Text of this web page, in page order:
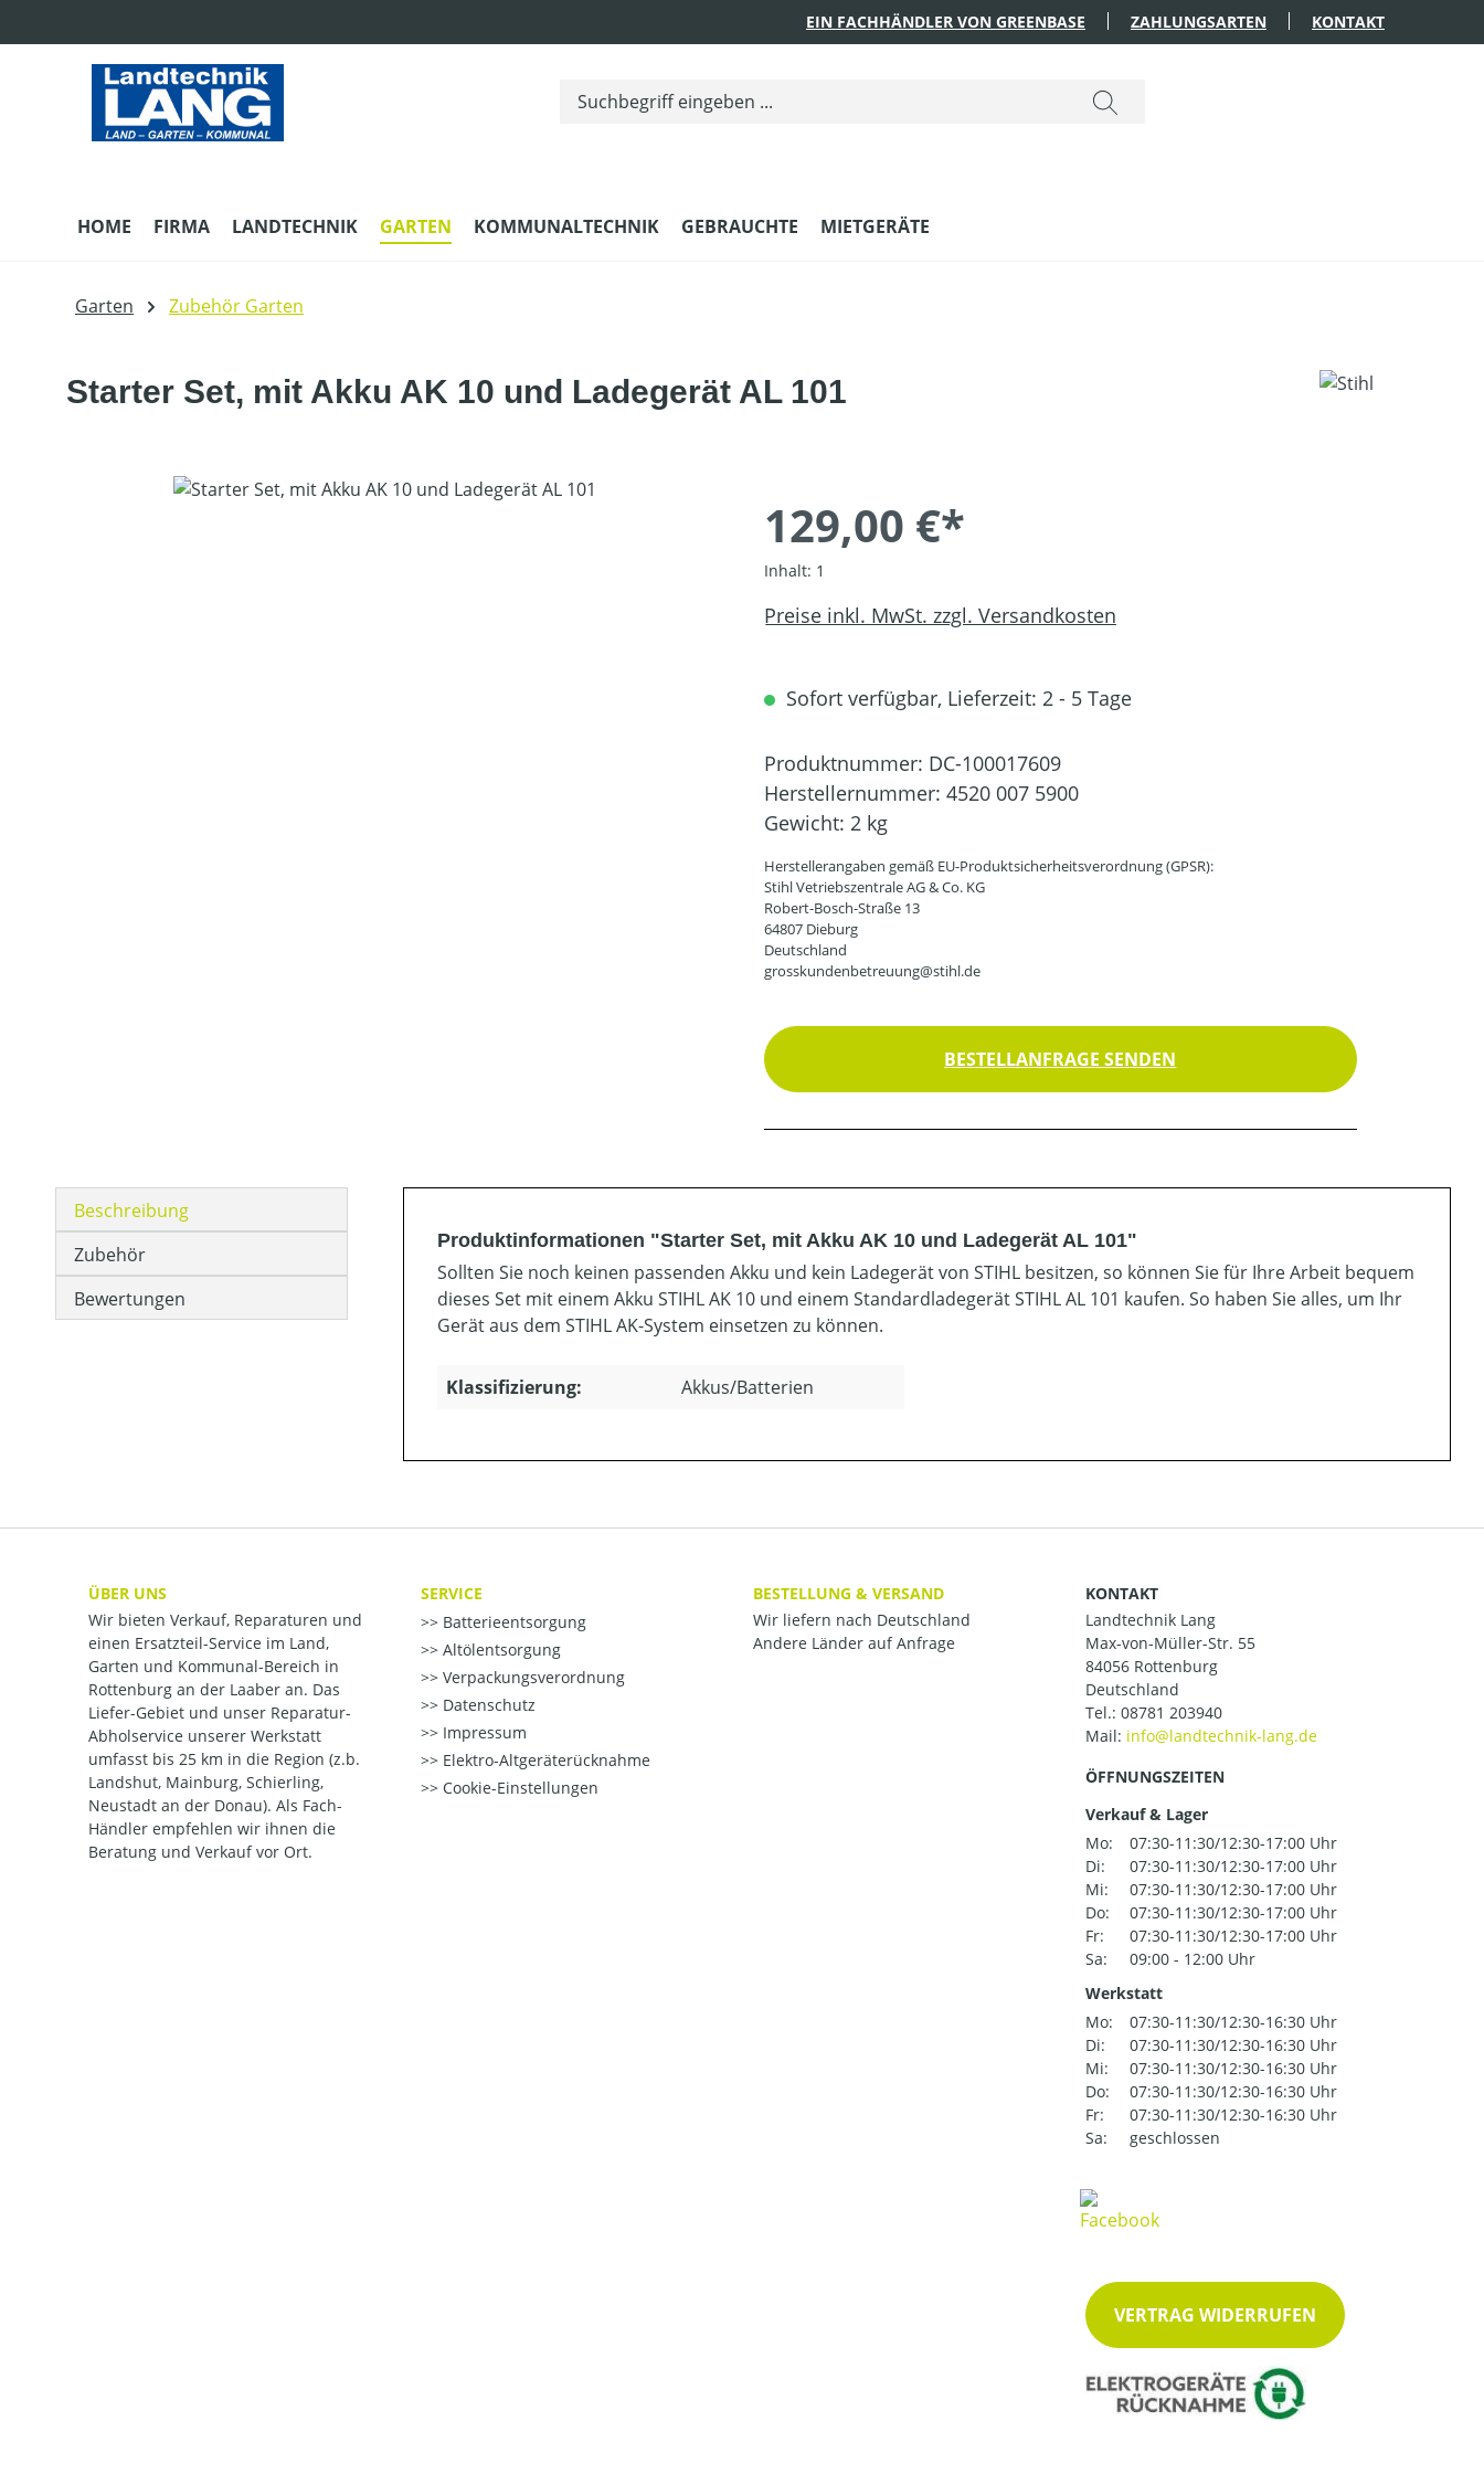
EIN FACHHÄNDLER VON GREENBASE ZAHLUNGSARTEN KONTAKT
HOME FIRMA LANDTECHNIK GARTEN KOMMUNALTECHNIK GEBRAUCHTE MIETGERÄTE
Garten Zubehör Garten
Starter Set, mit Akku AK 10 und Ladegerät AL 101
Bildergalerie überspringen
129,00 €*
Inhalt: 1
Preise inkl. MwSt. zzgl. Versandkosten
Sofort verfügbar, Lieferzeit: 2 - 5 Tage
Produktnummer: DC-100017609
Herstellernummer: 4520 007 5900
Gewicht: 2 kg
Herstellerangaben gemäß EU-Produktsicherheitsverordnung (GPSR):
Stihl Vetriebszentrale AG & Co. KG
Robert-Bosch-Straße 13
64807 Dieburg
Deutschland
grosskundenbetreuung@stihl.de
BESTELLANFRAGE SENDEN
Beschreibung
Zubehör
Bewertungen
Produktinformationen "Starter Set, mit Akku AK 10 und Ladegerät AL 101"
Sollten Sie noch keinen passenden Akku und kein Ladegerät von STIHL besitzen, so können Sie für Ihre Arbeit bequem
dieses Set mit einem Akku STIHL AK 10 und einem Standardladegerät STIHL AL 101 kaufen. So haben Sie alles, um Ihr
Gerät aus dem STIHL AK-System einsetzen zu können.
Klassifizierung: Akkus/Batterien
ÜBER UNS
Wir bieten Verkauf, Reparaturen und
einen Ersatzteil-Service im Land,
Garten und Kommunal-Bereich in
Rottenburg an der Laaber an. Das
Liefer-Gebiet und unser Reparatur-
Abholservice unserer Werkstatt
umfasst bis 25 km in die Region (z.b.
Landshut, Mainburg, Schierling,
Neustadt an der Donau). Als Fach-
Händler empfehlen wir ihnen die
Beratung und Verkauf vor Ort.
SERVICE
Batterieentsorgung
Altölentsorgung
Verpackungsverordnung
Datenschutz
Impressum
Elektro-Altgeräterücknahme
Cookie-Einstellungen
BESTELLUNG & VERSAND
Wir liefern nach Deutschland
Andere Länder auf Anfrage
KONTAKT
Landtechnik Lang
Max-von-Müller-Str. 55
84056 Rottenburg
Deutschland
Tel.: 08781 203940
Mail:
ÖFFNUNGSZEITEN
Verkauf & Lager
Mo:
07:30-11:30/12:30-17:00 Uhr
Di:
07:30-11:30/12:30-17:00 Uhr
Mi:
07:30-11:30/12:30-17:00 Uhr
Do:
07:30-11:30/12:30-17:00 Uhr
Fr:
07:30-11:30/12:30-17:00 Uhr
Sa:
09:00 - 12:00 Uhr
Werkstatt
Mo:
07:30-11:30/12:30-16:30 Uhr
Di:
07:30-11:30/12:30-16:30 Uhr
Mi:
07:30-11:30/12:30-16:30 Uhr
Do:
07:30-11:30/12:30-16:30 Uhr
Fr:
07:30-11:30/12:30-16:30 Uhr
Sa:
geschlossen
VERTRAG WIDERRUFEN